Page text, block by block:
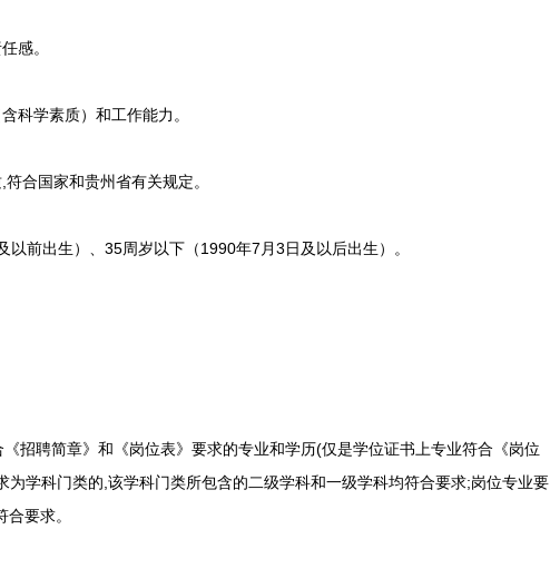
感。
学素质）和工作能力。
合国家和贵州省有关规定。
出生）、35周岁以下（1990年7月3日及以后出生）。
聘简章》和《岗位表》要求的专业和学历(仅是学位证书上专业符合《岗位
学科门类的,该学科门类所包含的二级学科和一级学科均符合要求;岗位专业要
要求。